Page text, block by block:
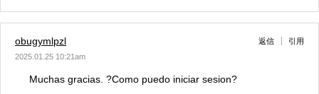
obugymlpzl
2025.01.25 10:21am
返信 引用
Muchas gracias. ?Como puedo iniciar sesion?